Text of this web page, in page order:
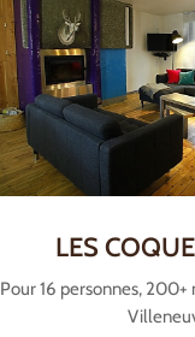
LES
Pour 16 personnes, 200+